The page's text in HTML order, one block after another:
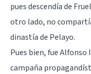
pues descendía de
otro lado, no
dinastía de Pelayo.
Pues bien, fue Alfonso
campaña